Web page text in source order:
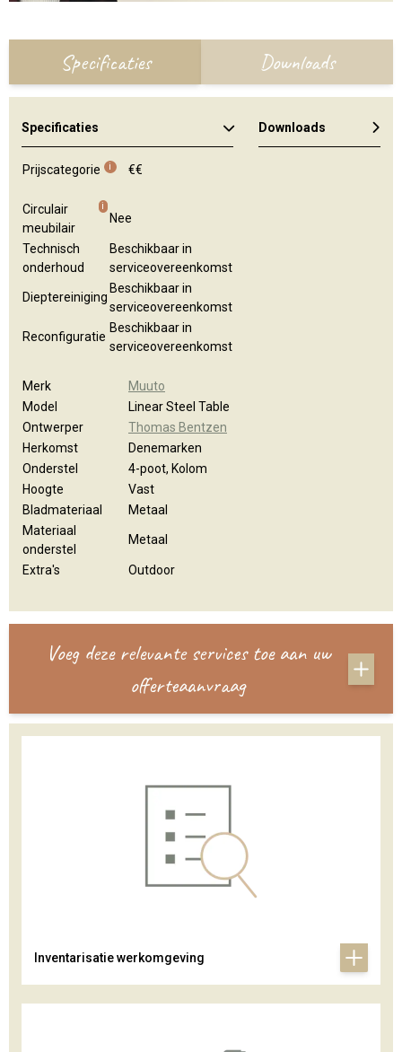
Specificaties Downloads
Specificaties
Prijscategorie i €€
Circulair
meubilair
i
Nee
Technisch
onderhoud
Beschikbaar in
serviceovereenkomst
Dieptereiniging
Beschikbaar in
serviceovereenkomst
Reconfiguratie
Beschikbaar in
serviceovereenkomst
Merk
Muuto
Model
Linear Steel Table
Ontwerper
Thomas Bentzen
Herkomst
Denemarken
Onderstel
4-poot, Kolom
Hoogte
Vast
Bladmateriaal
Metaal
Materiaal
onderstel
Metaal
Extra's Outdoor
Downloads
Voeg deze relevante services toe aan uw
offerteaanvraag
Inventarisatie werkomgeving